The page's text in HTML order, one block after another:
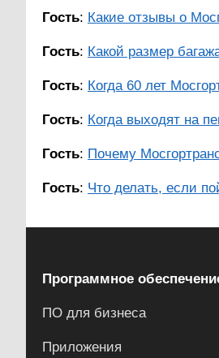
Гость: Какие отзывы о
Гость: Какой размер
Гость: Когда 60 лет
Гость: Когда выходят на
Гость: Почему
Гость: Что делать, если
Программное
ПО для бизнеса
Приложения